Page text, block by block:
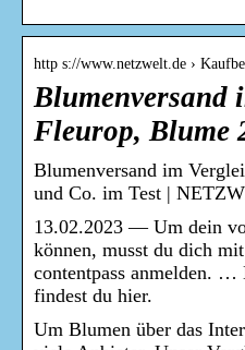
http s://www.netzwelt.de ›
Blumenversand
Fleurop, Blume
Blumenversand im
und Co. im Test |
13.02.2023 — Um dein
können, musst du dich
contentpass anmelden. …
findest du hier.
Um Blumen über das